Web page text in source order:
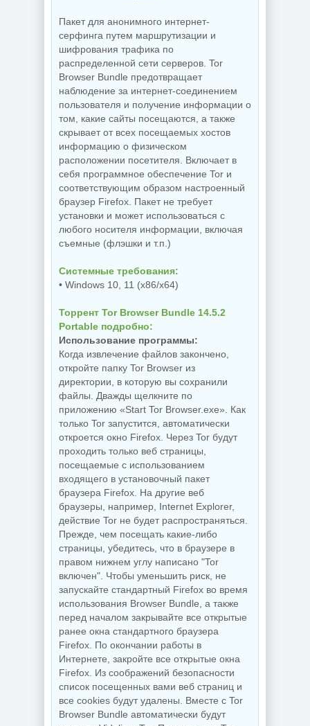
Пакет для анонимного интернет-
серфинга путем маршрутизации и
шифрования трафика по
распределенной сети серверов. Tor
Browser Bundle предотвращает
наблюдение за интернет-соединением
пользователя и получение информации о
том, какие сайты посещаются, а также
скрывает от всех посещаемых хостов
информацию о физическом
расположении посетителя. Включает в
себя программное обеспечение Tor и
соответствующим образом настроенный
браузер Firefox. Пакет не требует
установки и может использоваться с
любого носителя информации, включая
съемные (флэшки и т.п.)
Системные требования:
• Windows 10, 11 (x86/x64)
Торрент Tor Browser Bundle 14.5.2
Portable подробно:
Использование программы:
Когда извлечение файлов закончено,
откройте папку Tor Browser из
директории, в которую вы сохранили
файлы. Дважды щелкните по
приложению «Start Tor Browser.exe». Как
только Tor запустится, автоматически
откроется окно Firefox. Через Tor будут
проходить только веб страницы,
посещаемые с использованием
входящего в установочный пакет
браузера Firefox. На другие веб
браузеры, например, Internet Explorer,
действие Tor не будет распространяться.
Прежде, чем посещать какие-либо
страницы, убедитесь, что в браузере в
правом нижнем углу написано "Tor
включен". Чтобы уменьшить риск, не
запускайте стандартный Firefox во время
использования Browser Bundle, а также
перед началом закрывайте все открытые
ранее окна стандартного браузера
Firefox. По окончании работы в
Интернете, закройте все открытые окна
Firefox. Из соображений безопасности
список посещенных вами веб страниц и
все cookies будут удалены. Вместе с Tor
Browser Bundle автоматически будут